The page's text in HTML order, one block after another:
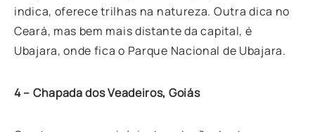
indica, oferece trilhas na natureza. Outra dica no
Ceará, mas bem mais distante da capital, é
Ubajara, onde fica o Parque Nacional de Ubajara.
4 – Chapada dos Veadeiros, Goiás